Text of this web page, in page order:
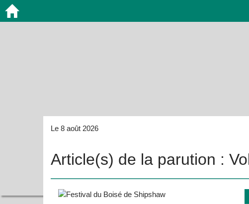
Le 8 août 2026
Article(s) de la parution :